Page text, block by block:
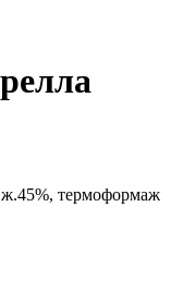
термоформаж